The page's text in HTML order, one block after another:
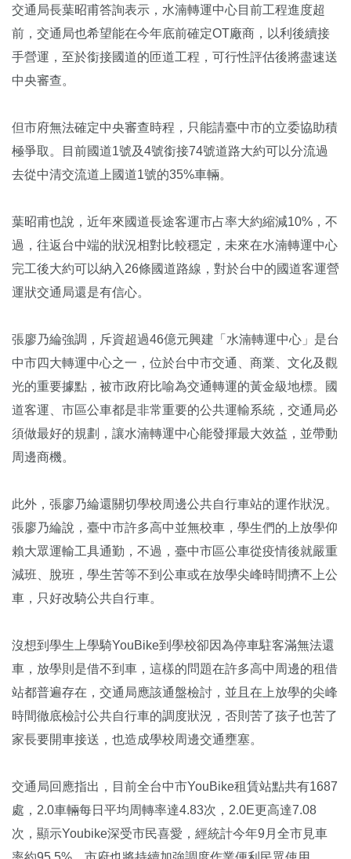
交通局長葉昭甫答詢表示，水湳轉運中心目前工程進度超
前，交通局也希望能在今年底前確定OT廠商，以利後續接
手營運，至於銜接國道的匝道工程，可行性評估後將盡速送
中央審查。
但市府無法確定中央審查時程，只能請臺中市的立委協助積
極爭取。目前國道1號及4號銜接74號道路大約可以分流過
去從中清交流道上國道1號的35%車輛。
葉昭甫也說，近年來國道長途客運市占率大約縮減10%，不
過，往返台中端的狀況相對比較穩定，未來在水湳轉運中心
完工後大約可以納入26條國道路線，對於台中的國道客運營
運狀交通局還是有信心。
張廖乃綸強調，斥資超過46億元興建「水湳轉運中心」是台
中市四大轉運中心之一，位於台中市交通、商業、文化及觀
光的重要據點，被市政府比喻為交通轉運的黃金級地標。國
道客運、市區公車都是非常重要的公共運輸系統，交通局必
須做最好的規劃，讓水湳轉運中心能發揮最大效益，並帶動
周邊商機。
此外，張廖乃綸還關切學校周邊公共自行車站的運作狀況。
張廖乃綸說，臺中市許多高中並無校車，學生們的上放學仰
賴大眾運輸工具通勤，不過，臺中市區公車從疫情後就嚴重
減班、脫班，學生苦等不到公車或在放學尖峰時間擠不上公
車，只好改騎公共自行車。
沒想到學生上學騎YouBike到學校卻因為停車駐客滿無法還
車，放學則是借不到車，這樣的問題在許多高中周邊的租借
站都普遍存在，交通局應該通盤檢討，並且在上放學的尖峰
時間徹底檢討公共自行車的調度狀況，否則苦了孩子也苦了
家長要開車接送，也造成學校周邊交通壅塞。
交通局回應指出，目前全台中市YouBike租賃站點共有1687
處，2.0車輛每日平均周轉率達4.83次，2.0E更高達7.08
次，顯示Youbike深受市民喜愛，經統計今年9月全市見車